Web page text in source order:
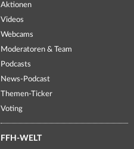
Aktionen
Videos
Webcams
Moderatoren & Team
Podcasts
News-Podcast
Themen-Ticker
Voting
FFH-WELT